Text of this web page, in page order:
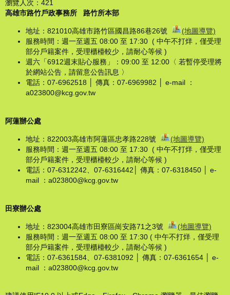
瀏覽人次： 421
高雄市路竹戶政事務所
路竹所本部
地址：821010高雄市路竹區國昌路86巷26號
(地圖導覽)
服務時間：週一至週五 08:00 至 17:30 ( 中午不打烊，僅受理
部分戶籍案件，受理櫃檯較少，請耐心等候 )
週六「6912週末貼心服務」：09:00 至 12:00〈 若暫停受理將
於網站公告，請留意公告訊息 〉
電話：07-6962518 │ 傳真：07-6969982 │ e-mail ：
a023800@kcg.gov.tw
阿蓮辦公處
地址：822003高雄市阿蓮區忠孝路228號
(地圖導覽)
服務時間：週一至週五 08:00 至 17:30 ( 中午不打烊，僅受理
部分戶籍案件，受理櫃檯較少，請耐心等候 )
電話：07-6312242、07-6316442│ 傳真：07-6318450 │ e-
mail ：a023800@kcg.gov.tw
田寮辦公處
地址：823004高雄市田寮區崗安路71之3號
(地圖導覽)
服務時間：週一至週五 08:00 至 17:30 ( 中午不打烊，僅受理
部分戶籍案件，受理櫃檯較少，請耐心等候 )
電話：07-6361584、07-6381092 │ 傳真：07-6361654 │ e-
mail ：a023800@kcg.gov.tw